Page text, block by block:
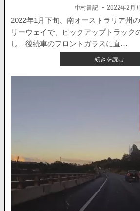
著
者:
中村書記 掲
載
日：
2022年2月7
2022年1月下旬、南オーストラリア州
リーウェイで、ピックアップトラック
し、後続車のフロントガラスに直…
続きを読む【ニ
ュ
ー
引
フ
ッ
ク